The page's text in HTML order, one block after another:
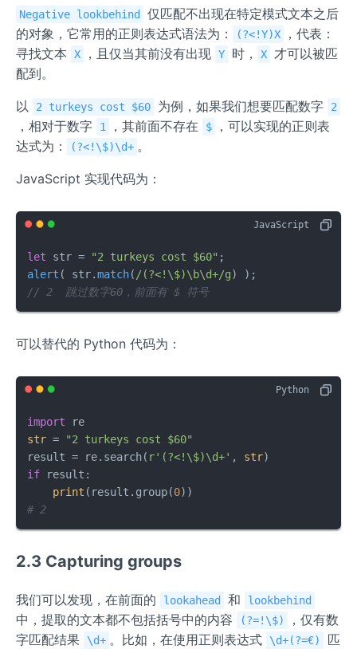
Negative lookbehind
仅匹配不出现在特定模式文本之后
的对象，它常用的正则表达式语法为：
(?<!Y)X
，代表：
寻找文本
X ，且仅当其前没有出现 Y 时， X
才可以被匹
配到。
以 2 turkeys cost $60 为例，如果我们想要匹配数字 2
，相对于数字 1 ，其前面不存在 $
，可以实现的正则表
达式为：
(?<!\$)\d+ 。
JavaScript 实现代码为：
let str = "2 turkeys cost $60"
alert ( str.match( /(?<!\$)\b\d+/g
// 2  跳过数字60，前面有 $ 符号
可以替代的 Python 代码为：
import
str =
"2 turkeys cost $60"
result = re.search( r'(?<!\$)\d+' , str
if result:
print (result.group(0
# 2
2.3 Capturing groups
我们可以发现，在前面的 lookahead 和 lookbehind
中，提取的文本都不包括括号中的内容 (?=!\$)
，仅有数
字匹配结果
\d+ 。比如，在使用正则表达式 \d+(?=€) 匹